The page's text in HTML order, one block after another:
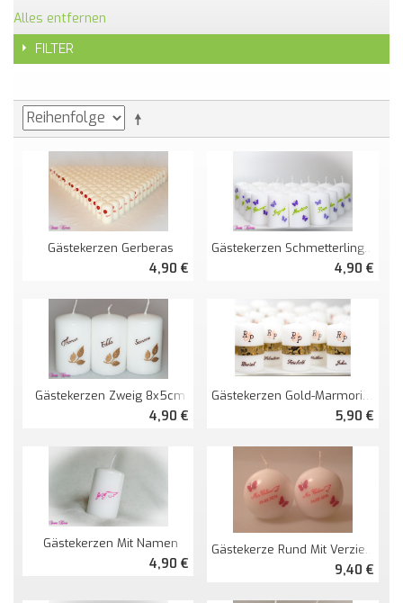
Alles entfernen
FILTER
Gästekerzen Gerberas
4,90 €
Gästekerzen Schmetterlinge 8x5cm
4,90 €
Gästekerzen Zweig 8x5cm
4,90 €
Gästekerzen Gold-Marmoriert Banderole 8x5cm
5,90 €
Gästekerzen Mit Namen
4,90 €
Gästekerze Rund Mit Verzierung
9,40 €